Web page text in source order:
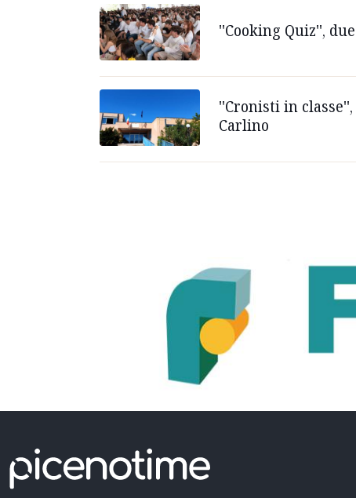
''Cooking Quiz'',
''Cronisti in
Carlino